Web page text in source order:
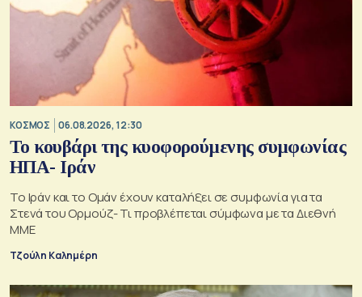
ΚΟΣΜΟΣ 06.08.2026, 12:30
Το κουβάρι της κυοφορούμενης συμφωνίας
ΗΠΑ- Ιράν
Το Ιράν και το Ομάν έχουν καταλήξει σε συμφωνία για τα
Στενά του Ορμούζ- Τι προβλέπεται σύμφωνα με τα Διεθνή
ΜΜΕ
Τζούλη Καλημέρη